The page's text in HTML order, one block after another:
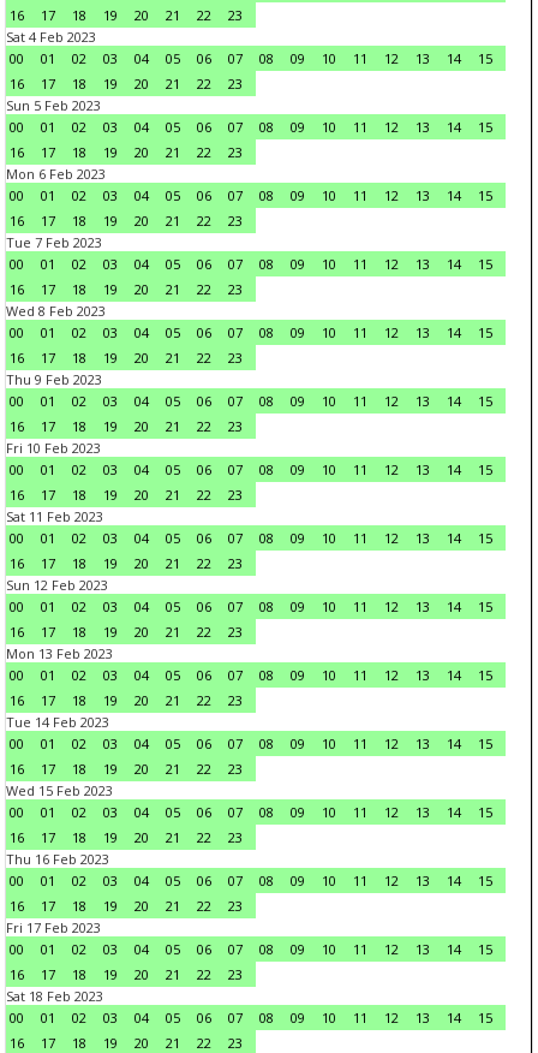
16
17 18 19 20 21 22
23
Sat 4 Feb 2023
00
01 02 03 04 05 06 07 08 09 10 11 12 13 14
15
16
17 18 19 20 21 22
23
Sun 5 Feb 2023
00
01 02 03 04 05 06 07 08 09 10 11 12 13 14
15
16
17 18 19 20 21 22
23
Mon 6 Feb 2023
00
01 02 03 04 05 06 07 08 09 10 11 12 13 14
15
16
17 18 19 20 21 22
23
Tue 7 Feb 2023
00
01 02 03 04 05 06 07 08 09 10 11 12 13 14
15
16
17 18 19 20 21 22
23
Wed 8 Feb 2023
00
01 02 03 04 05 06 07 08 09 10 11 12 13 14
15
16
17 18 19 20 21 22
23
Thu 9 Feb 2023
00
01 02 03 04 05 06 07 08 09 10 11 12 13 14
15
16
17 18 19 20 21 22
23
Fri 10 Feb 2023
00
01 02 03 04 05 06 07 08 09 10 11 12 13 14
15
16
17 18 19 20 21 22
23
Sat 11 Feb 2023
00
01 02 03 04 05 06 07 08 09 10 11 12 13 14
15
16
17 18 19 20 21 22
23
Sun 12 Feb 2023
00
01 02 03 04 05 06 07 08 09 10 11 12 13 14
15
16
17 18 19 20 21 22
23
Mon 13 Feb 2023
00
01 02 03 04 05 06 07 08 09 10 11 12 13 14
15
16
17 18 19 20 21 22
23
Tue 14 Feb 2023
00
01 02 03 04 05 06 07 08 09 10 11 12 13 14
15
16
17 18 19 20 21 22
23
Wed 15 Feb 2023
00
01 02 03 04 05 06 07 08 09 10 11 12 13 14
15
16
17 18 19 20 21 22
23
Thu 16 Feb 2023
00
01 02 03 04 05 06 07 08 09 10 11 12 13 14
15
16
17 18 19 20 21 22
23
Fri 17 Feb 2023
00
01 02 03 04 05 06 07 08 09 10 11 12 13 14
15
16
17 18 19 20 21 22
23
Sat 18 Feb 2023
00
01 02 03 04 05 06 07 08 09 10 11 12 13 14
15
16
17 18 19 20 21 22
23